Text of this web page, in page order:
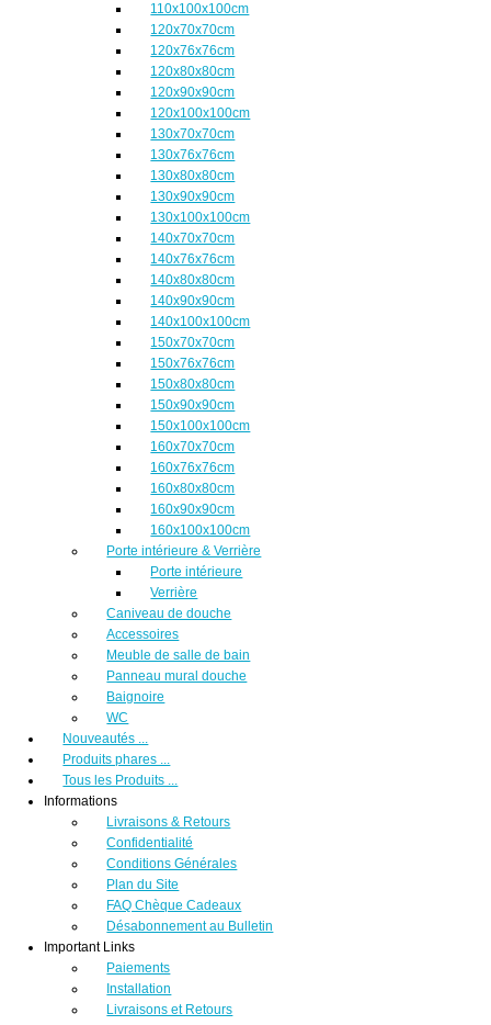
110x100x100cm
120x70x70cm
120x76x76cm
120x80x80cm
120x90x90cm
120x100x100cm
130x70x70cm
130x76x76cm
130x80x80cm
130x90x90cm
130x100x100cm
140x70x70cm
140x76x76cm
140x80x80cm
140x90x90cm
140x100x100cm
150x70x70cm
150x76x76cm
150x80x80cm
150x90x90cm
150x100x100cm
160x70x70cm
160x76x76cm
160x80x80cm
160x90x90cm
160x100x100cm
Porte intérieure & Verrière
Porte intérieure
Verrière
Caniveau de douche
Accessoires
Meuble de salle de bain
Panneau mural douche
Baignoire
WC
Nouveautés ...
Produits phares ...
Tous les Produits ...
Informations
Livraisons & Retours
Confidentialité
Conditions Générales
Plan du Site
FAQ Chèque Cadeaux
Désabonnement au Bulletin
Important Links
Paiements
Installation
Livraisons et Retours